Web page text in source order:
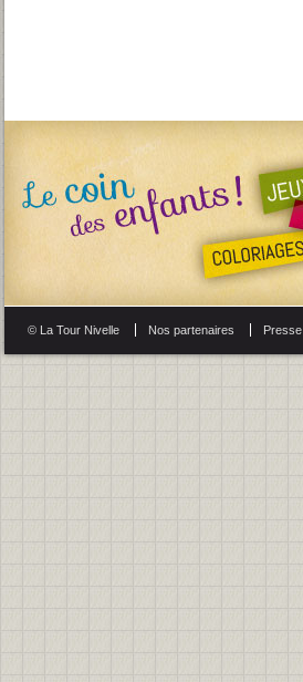
© La Tour Nivelle Nos partenaires Presse